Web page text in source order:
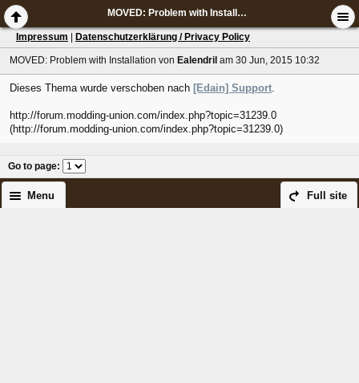
MOVED: Problem with Installation
Impressum Datenschutzerklärung / Privacy Policy
MOVED: Problem with Installation von Ealendril am 30 Jun, 2015 10:32
Dieses Thema wurde verschoben nach [Edain] Support.
http://forum.modding-union.com/index.php?topic=31239.0
(http://forum.modding-union.com/index.php?topic=31239.0)
Go to page:
Full site
Menu